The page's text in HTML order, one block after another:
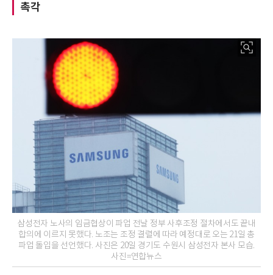
촉각
삼성전자 노사의 임금협상이 파업 전날 정부 사후조정 절차에서도 끝내
합의에 이르지 못했다. 노조는 조정 결렬에 따라 예정대로 오는 21일 총
파업 돌입을 선언했다. 사진은 20일 경기도 수원시 삼성전자 본사 모습.
사진=연합뉴스